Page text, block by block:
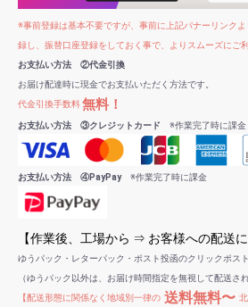
※事前登録は基本不要ですが、事前に上記バナーリンク
録し、振替口座登録をしておく事で、よりスムーズにご
お支払い方法 ②代金引換
お届け配達時に現金でお支払いただく方法です。
代金引換手数料無料！
お支払い方法 ③クレジットカード ※作業完了時に課金
お支払い方法 ④PayPay※作業完了時に課金
【作業後、工場から ⇒ お客様への配送に
ゆうパック・レターパック・ポスト投函のクリックポス
（ゆうパック以外は、お届け時間指定を無視して配送さ
【配送形態に関係なく地域別一律の 送料無料〜